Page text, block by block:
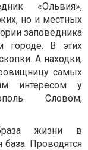
«Ольвия»,
но и местных
заповедника
городе. В этих
А находки,
самых
интересом у
Словом,
жизни в
Проводятся